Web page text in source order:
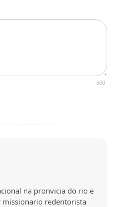
500
na pronvicia do rio e
redentorista